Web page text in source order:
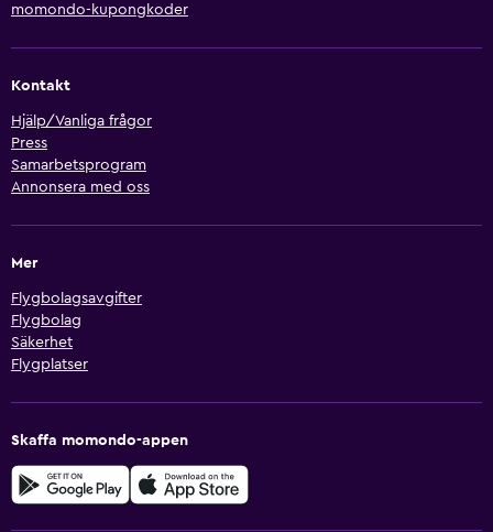
momondo-kupongkoder
Kontakt
Hjälp/Vanliga frågor
Press
Samarbetsprogram
Annonsera med oss
Mer
Flygbolagsavgifter
Flygbolag
Säkerhet
Flygplatser
Skaffa momondo-appen